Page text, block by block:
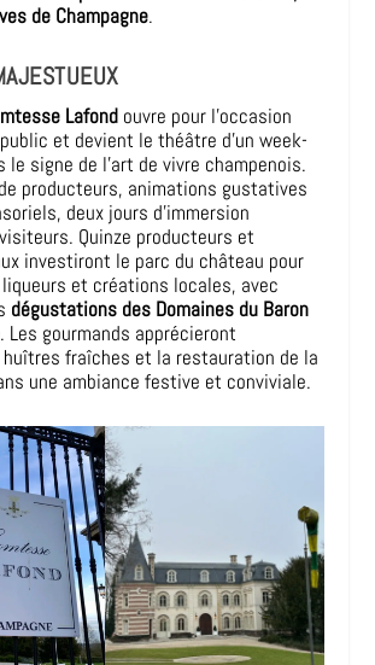
de Champagne.
Lafond ouvre pour l’occasion
et devient le théâtre d’un week-
le signe de l’art de vivre champenois.
producteurs, animations gustatives
deux jours d’immersion
Quinze producteurs et
investiront le parc du château pour
et créations locales, avec
dégustations des Domaines du Baron
. Les gourmands apprécieront
fraîches et la restauration de la
une ambiance festive et conviviale.